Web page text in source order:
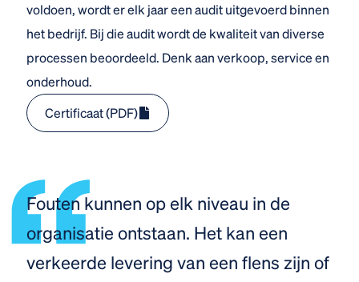
voldoen, wordt er elk jaar een audit uitgevoerd binnen
het bedrijf. Bij die audit wordt de kwaliteit van diverse
processen beoordeeld. Denk aan verkoop, service en
onderhoud.
Certificaat (PDF)
Fouten kunnen op elk niveau in de
organisatie ontstaan. Het kan een
verkeerde levering van een flens zijn of